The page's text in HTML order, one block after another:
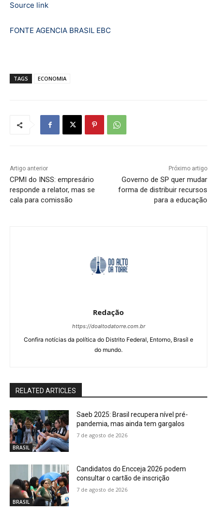
Source link
FONTE AGENCIA BRASIL EBC
TAGS ECONOMIA
Artigo anterior
CPMI do INSS: empresário
responde a relator, mas se
cala para comissão
Próximo artigo
Governo de SP quer mudar
forma de distribuir recursos
para a educação
Redação
https://doaltodatorre.com.br
Confira notícias da política do Distrito Federal, Entorno, Brasíl e
do mundo.
RELATED ARTICLES
BRASIL
Saeb 2025: Brasil recupera nível pré-
pandemia, mas ainda tem gargalos
7 de agosto de 2026
BRASIL
Candidatos do Encceja 2026 podem
consultar o cartão de inscrição
7 de agosto de 2026